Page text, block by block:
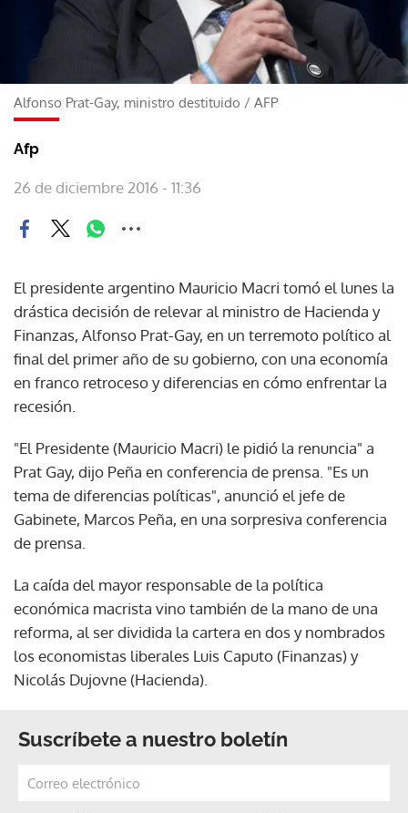
Alfonso Prat-Gay, ministro destituido / AFP
Afp
26 de diciembre 2016 - 11:36
El presidente argentino Mauricio Macri tomó el lunes la
drástica decisión de relevar al ministro de Hacienda y
Finanzas, Alfonso Prat-Gay, en un terremoto político al
final del primer año de su gobierno, con una economía
en franco retroceso y diferencias en cómo enfrentar la
recesión.
"El Presidente (Mauricio Macri) le pidió la renuncia" a
Prat Gay, dijo Peña en conferencia de prensa. "Es un
tema de diferencias políticas", anunció el jefe de
Gabinete, Marcos Peña, en una sorpresiva conferencia
de prensa.
La caída del mayor responsable de la política
económica macrista vino también de la mano de una
reforma, al ser dividida la cartera en dos y nombrados
los economistas liberales Luis Caputo (Finanzas) y
Nicolás Dujovne (Hacienda).
Suscríbete a nuestro boletín